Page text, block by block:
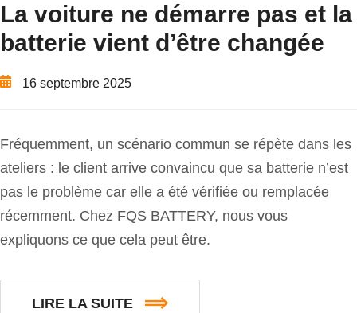
La voiture ne démarre pas et la
batterie vient d’être changée
16 septembre 2025
Fréquemment, un scénario commun se répète dans les
ateliers : le client arrive convaincu que sa batterie n’est
pas le problème car elle a été vérifiée ou remplacée
récemment. Chez FQS BATTERY, nous vous
expliquons ce que cela peut être.
LIRE LA SUITE